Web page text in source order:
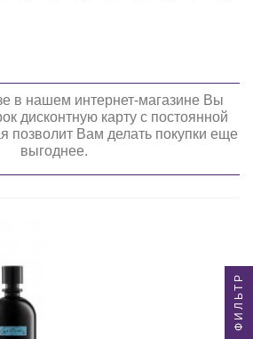
в нашем интернет-магазине Вы
дисконтную карту с постоянной
позволит Вам делать покупки еще
выгоднее.
ФИЛЬТР